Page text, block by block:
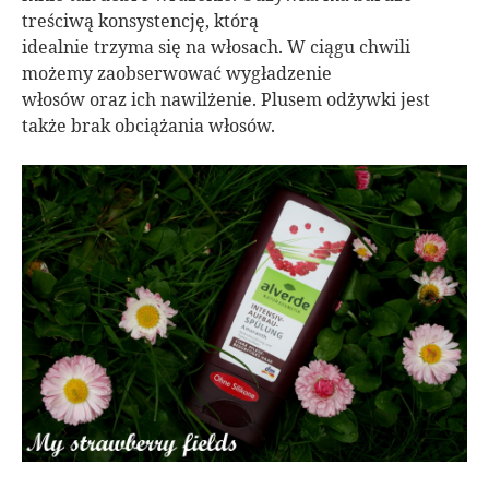
treściwą konsystencję, którą
idealnie trzyma się na włosach. W ciągu chwili
możemy zaobserwować wygładzenie
włosów oraz ich nawilżenie. Plusem odżywki jest
także brak obciążania włosów.